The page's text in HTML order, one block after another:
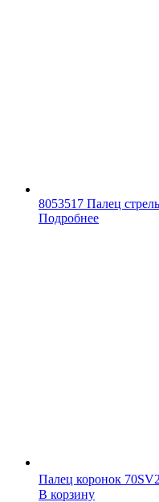
8053517 Палец
Подробнее
Палец коронок
В корзину